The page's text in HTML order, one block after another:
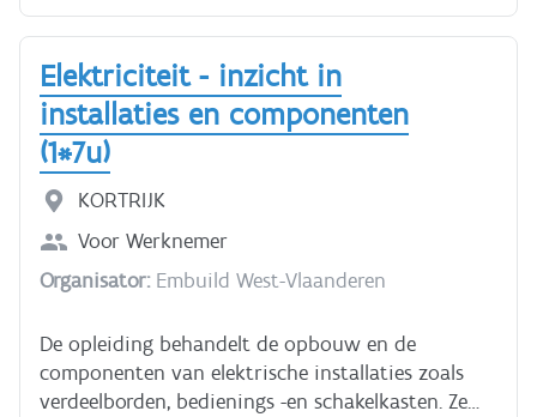
uitgelegd gebruik van de universele meter Serie,
parallel- en gemengde schakelingen elektrische
componenten Diodes Condensatoren thyristoren
Relais en relais schakelingen opbouw nummering
soorten relais
Elektriciteit - inzicht in
installaties en componenten
(1*7u)
KORTRIJK
Voor Werknemer
Organisator:Embuild West-Vlaanderen
De opleiding behandelt de opbouw en de
componenten van elektrische installaties zoals
verdeelborden, bedienings -en schakelkasten. Ze